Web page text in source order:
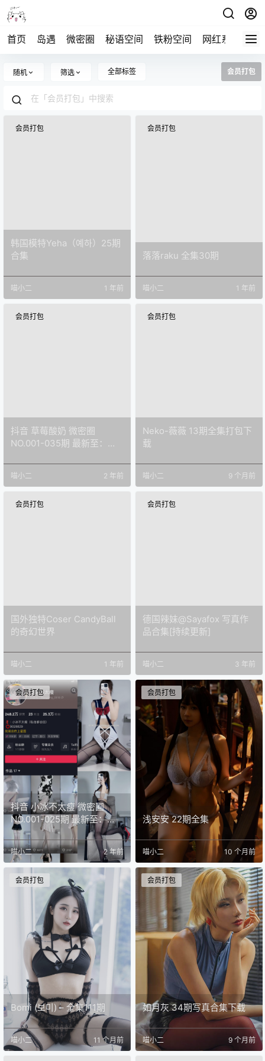
首页 岛遇 微密圈 秘语空间 铁粉空间 网红系列 打
随机 筛选 全部标签 会员打包
会员打包
韩国模特Yeha（예하）25期
合集
喵小二 1 年前
会员打包
落落raku 全集30期
喵小二 1 年前
会员打包
抖音 草莓酸奶 微密圈
NO.001-035期 最新至：
喵小二 2 年前
会员打包
Neko-薇薇 13期全集打包下
载
喵小二 9 个月前
会员打包
国外独特Coser CandyBall
的奇幻世界
喵小二 1 年前
会员打包
德国辣妹@Sayafox 写真作
品合集[持续更新]
喵小二 3 年前
会员打包
抖音 小冰不太瘦 微密圈
NO.001-025期 最新至：
2023.10.7
喵小二 2 年前
会员打包
浅安安 22期全集
喵小二 10 个月前
会员打包
Bomi (보미) – 全集111期
喵小二 11 个月前
会员打包
如月灰 34期写真合集下载
喵小二 9 个月前